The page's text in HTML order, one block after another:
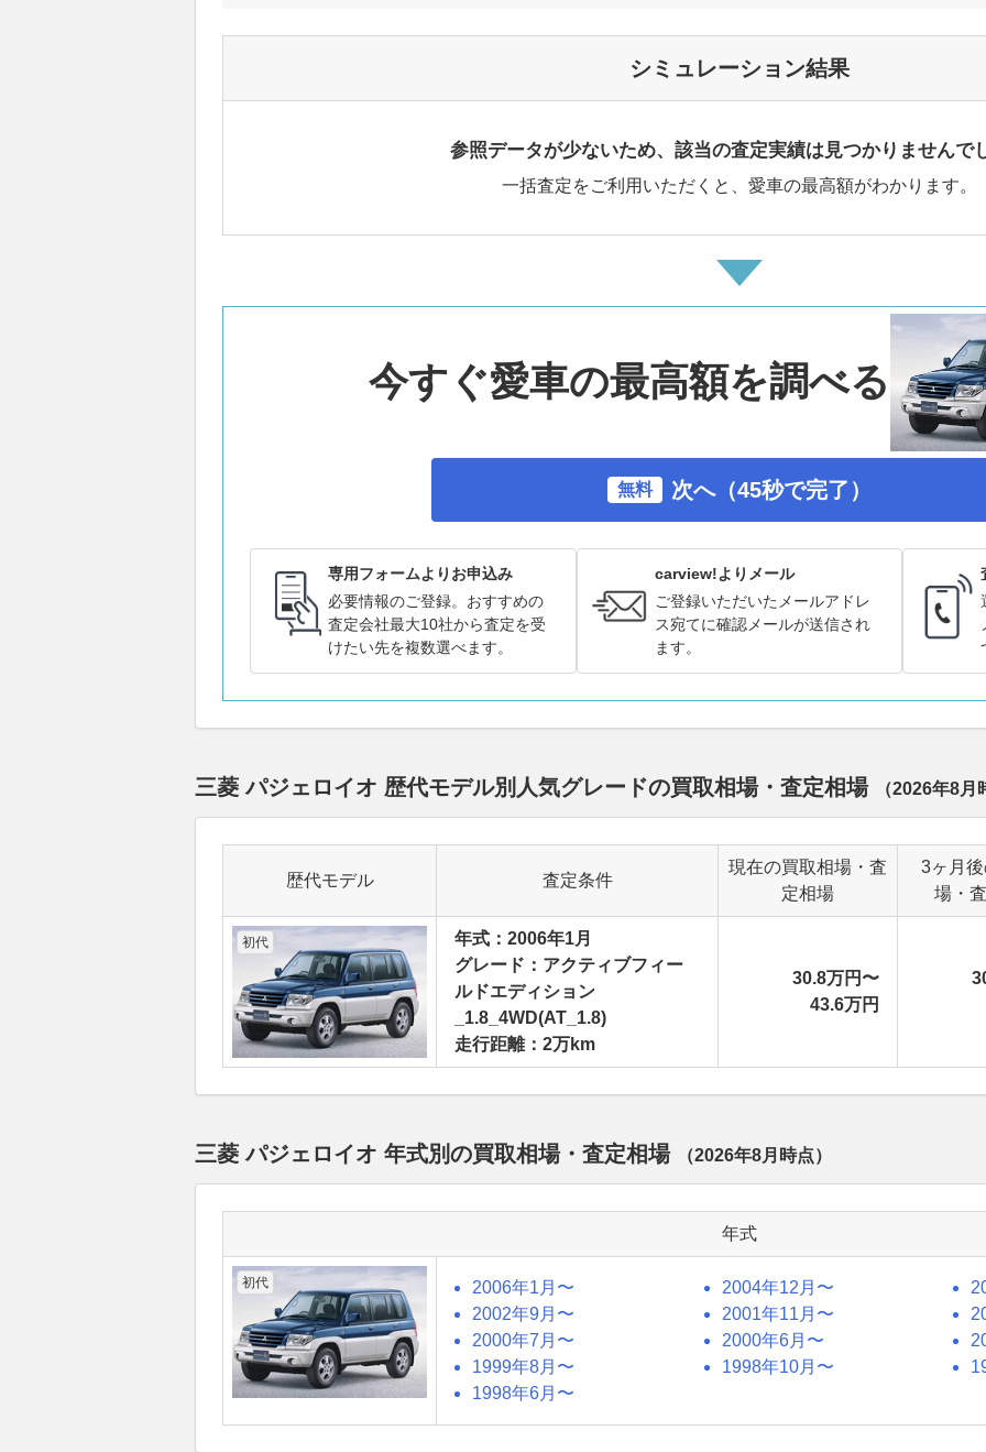
シミュレーション結果
参照データが少ないため、該当の査定実績は見つかりませんで
一括査定をご利用いただくと、愛車の最高額がわかります。
今すぐ愛車の最高額を調べる
無料 次へ（45秒で完了）
専用フォームよりお申込み
必要情報のご登録。おすすめの
査定会社最大10社から査定を受
けたい先を複数選べます。
carview!よりメール
ご登録いただいたメールアドレ
ス宛てに確認メールが送信され
ます。
三菱 パジェロイオ 歴代モデル別人気グレードの買取相場・査定相場 （2026年8月
歴代モデル 査定条件
現在の買取相場・査
定相場
3ヶ月
場・
初代
年式：2006年1月
グレード：アクティブフィー
ルドエディション
_1.8_4WD(AT_1.8)
走行距離：2万km
30.8万円〜
43.6万円
三菱 パジェロイオ 年式別の買取相場・査定相場 （2026年8月 時点）
年式
初代 2006年1月〜 2004年12月〜
2002年9月〜
2001年11月〜
2000年7月〜
2000年6月〜
1999年8月〜
1998年10月〜
1998年6月〜